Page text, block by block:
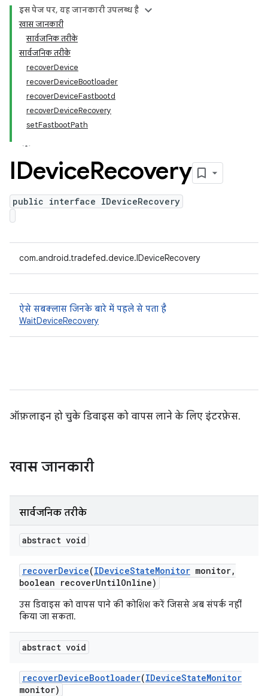
इस पेज पर, यह जानकारी उपलब्ध है
खास जानकारी
सार्वजनिक तरीके
सार्वजनिक तरीके
recoverDevice
recoverDeviceBootloader
recoverDeviceFastbootd
recoverDeviceRecovery
setFastbootPath
IDeviceRecovery
public interface IDeviceRecovery
com.android.tradefed.device.IDeviceRecovery
ऐसे सबक्लास जिनके बारे में पहले से पता है
WaitDeviceRecovery
ऑफ़लाइन हो चुके डिवाइस को वापस लाने के लिए इंटरफ़ेस.
खास जानकारी
सार्वजनिक तरीके
abstract void
recoverDevice(IDeviceStateMonitor monitor,
boolean recoverUntilOnline)
उस डिवाइस को वापस पाने की कोशिश करें जिससे अब संपर्क नहीं
किया जा सकता.
abstract void
recoverDeviceBootloader(IDeviceStateMonitor
monitor)